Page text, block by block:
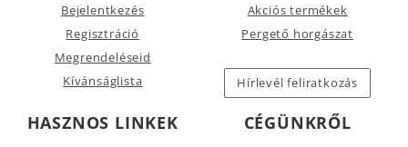
Bejelentkezés
Regisztráció
Megrendeléseid
Kívánságlista
Akciós termékek
Pergető horgászat
Hírlevél feliratkozás
HASZNOS LINKEK CÉGÜNKRŐL